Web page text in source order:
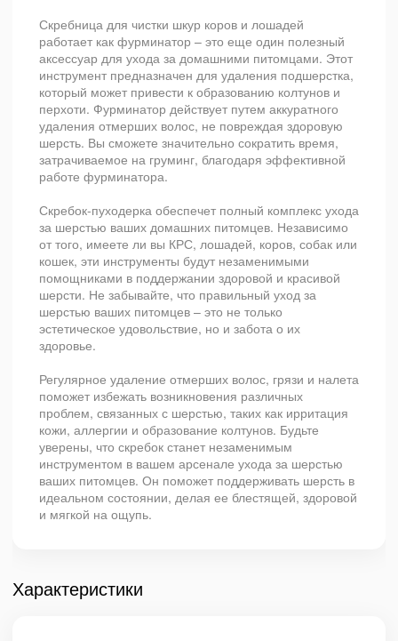
Скребница для чистки шкур коров и лошадей
работает как фурминатор – это еще один полезный
аксессуар для ухода за домашними питомцами. Этот
инструмент предназначен для удаления подшерстка,
который может привести к образованию колтунов и
перхоти. Фурминатор действует путем аккуратного
удаления отмерших волос, не повреждая здоровую
шерсть. Вы сможете значительно сократить время,
затрачиваемое на груминг, благодаря эффективной
работе фурминатора.
Скребок-пуходерка обеспечет полный комплекс ухода
за шерстью ваших домашних питомцев. Независимо
от того, имеете ли вы КРС, лошадей, коров, собак или
кошек, эти инструменты будут незаменимыми
помощниками в поддержании здоровой и красивой
шерсти. Не забывайте, что правильный уход за
шерстью ваших питомцев – это не только
эстетическое удовольствие, но и забота о их
здоровье.
Регулярное удаление отмерших волос, грязи и налета
поможет избежать возникновения различных
проблем, связанных с шерстью, таких как ирритация
кожи, аллергии и образование колтунов. Будьте
уверены, что скребок станет незаменимым
инструментом в вашем арсенале ухода за шерстью
ваших питомцев. Он поможет поддерживать шерсть в
идеальном состоянии, делая ее блестящей, здоровой
и мягкой на ощупь.
Характеристики